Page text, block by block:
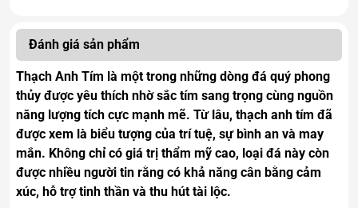
Đánh giá sản phẩm
Thạch Anh Tím là một trong những dòng đá quý phong
thủy được yêu thích nhờ sắc tím sang trọng cùng nguồn
năng lượng tích cực mạnh mẽ. Từ lâu, thạch anh tím đã
được xem là biểu tượng của trí tuệ, sự bình an và may
mắn. Không chỉ có giá trị thẩm mỹ cao, loại đá này còn
được nhiều người tin rằng có khả năng cân bằng cảm
xúc, hỗ trợ tinh thần và thu hút tài lộc.